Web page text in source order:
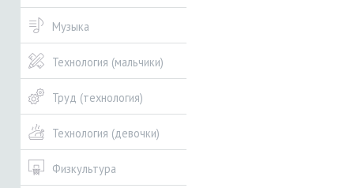
Музыка
Технология (мальчики)
Труд (технология)
Технология (девочки)
Физкультура